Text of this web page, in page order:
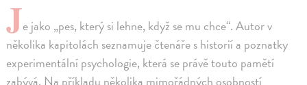
Je jako „pes, který si lehne, když se mu chce“. Autor v
několika kapitolách seznamuje čtenáře s historií a poznatky
experimentální psychologie, která se právě touto pamětí
zabývá. Na příkladu několika mimořádných osobností